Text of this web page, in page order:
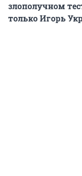
злополучном
только Игорь